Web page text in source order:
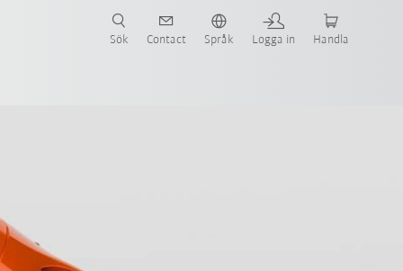
Sök Contact Språk Logga in Handla